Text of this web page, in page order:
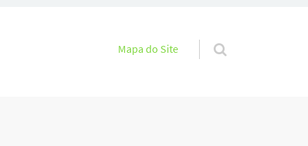
Pular para o conteúdo
Mapa do Site